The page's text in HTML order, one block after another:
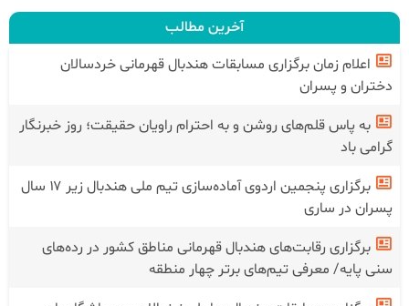
آخرین مطالب
اعلام زمان برگزاری مسابقات هندبال قهرمانی خردسالان
دختران و پسران
به پاس قلم‌های روشن و به احترام راویان حقیقت؛ روز خبرنگار
گرامی باد
برگزاری پنجمین اردوی آماده‌سازی تیم ملی هندبال زیر ۱۷ سال
پسران در ساری
برگزاری رقابت‌های هندبال قهرمانی مناطق کشور در رده‌های
سنی پایه/ معرفی تیم‌های برتر چهار منطقه